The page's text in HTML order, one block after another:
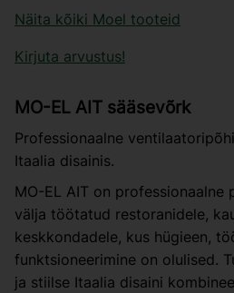
Näita kõiki Moel tooteid
Kirjuta arvustus!
MO-EL AIT sääsevõrk
Professionaalne
Itaalia disainis.
MO-EL AIT on professionaalne
välja töötatud restoranidele,
keskkondadele, kus hügieen,
funktsioneerimine on olulised.
ja stiilse Itaalia disaini